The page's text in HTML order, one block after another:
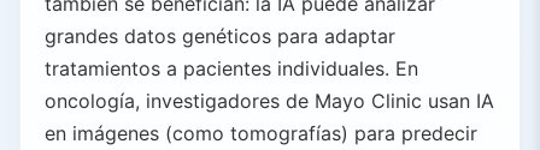
grandes datos genéticos para adaptar
tratamientos a pacientes individuales. En
oncología, investigadores de Mayo Clinic usan IA
en imágenes (como tomografías) para predecir